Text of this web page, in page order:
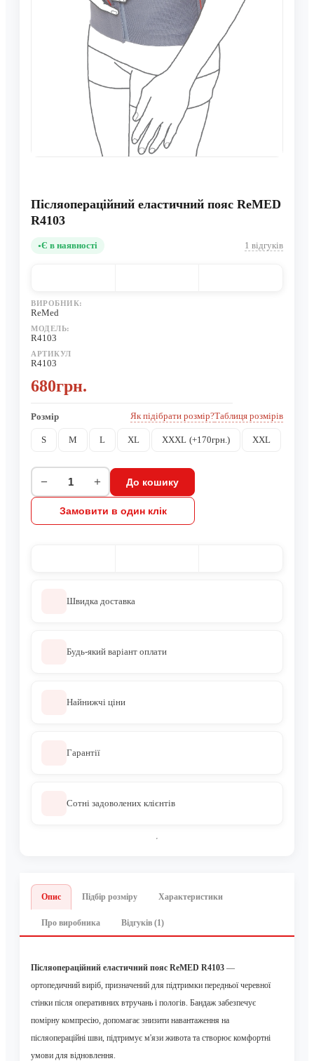
Післяопераційний еластичний пояс ReMED
R4103
Є в наявності 1 відгуків
ВИРОБНИК:
ReMed
МОДЕЛЬ:
R4103
АРТИКУЛ
R4103
680грн.
Розмір Як підібрати розмір?Таблиця розмірів
S M L XL XXXL (+170грн.) XXL
− + До кошику
Замовити в один клік
Швидка доставка
Будь-який варіант оплати
Найнижчі ціни
Гарантії
Сотні задоволених клієнтів
Опис Підбір розміру Характеристики
Про виробника Відгуків (1)
Післяопераційний еластичний пояс ReMED R4103 —
ортопедичний виріб, призначений для підтримки передньої черевної
стінки після оперативних втручань і пологів. Бандаж забезпечує
помірну компресію, допомагає знизити навантаження на
післяопераційні шви, підтримує м'язи живота та створює комфортні
умови для відновлення.